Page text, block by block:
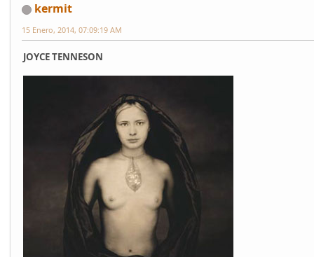
kermit
15 Enero, 2014, 07:09:19 AM
JOYCE TENNESON